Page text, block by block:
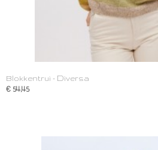
Blokkentrui - Diversa
€ 54,45